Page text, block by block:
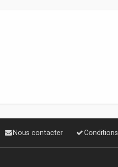
Conditions
Nous contacter